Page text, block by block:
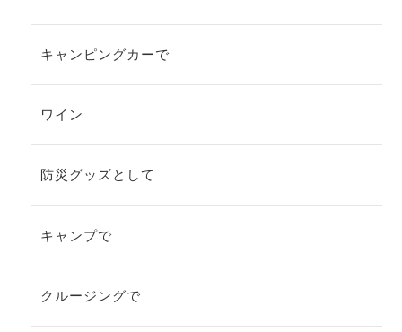
キャンピングカーで
ワイン
防災グッズとして
キャンプで
クルージングで